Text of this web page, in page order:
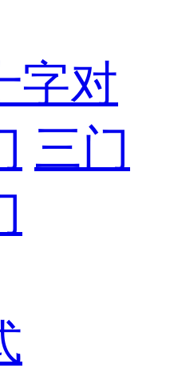
字对
三门